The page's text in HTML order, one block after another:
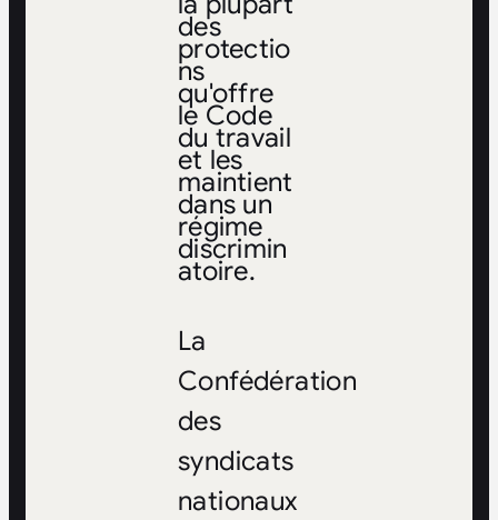
des
protectio
ns
qu'offre
le Code
du travail
et les
maintient
dans un
régime
discrimin
atoire.
La
Confédération
des
syndicats
nationaux